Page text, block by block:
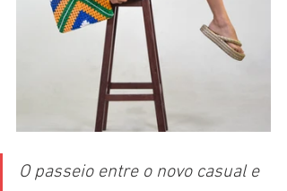
O passeio entre o novo casual e